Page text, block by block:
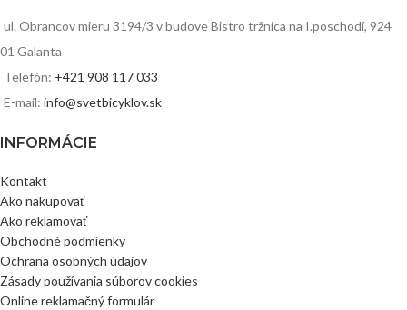
ul. Obrancov mieru 3194/3 v budove Bistro tržnica na I.poschodí, 924
01 Galanta
Telefón: +421 908 117 033
E-mail: info@svetbicyklov.sk
INFORMÁCIE
Kontakt
Ako nakupovať
Ako reklamovať
Obchodné podmienky
Ochrana osobných údajov
Zásady používania súborov cookies
Online reklamačný formulár